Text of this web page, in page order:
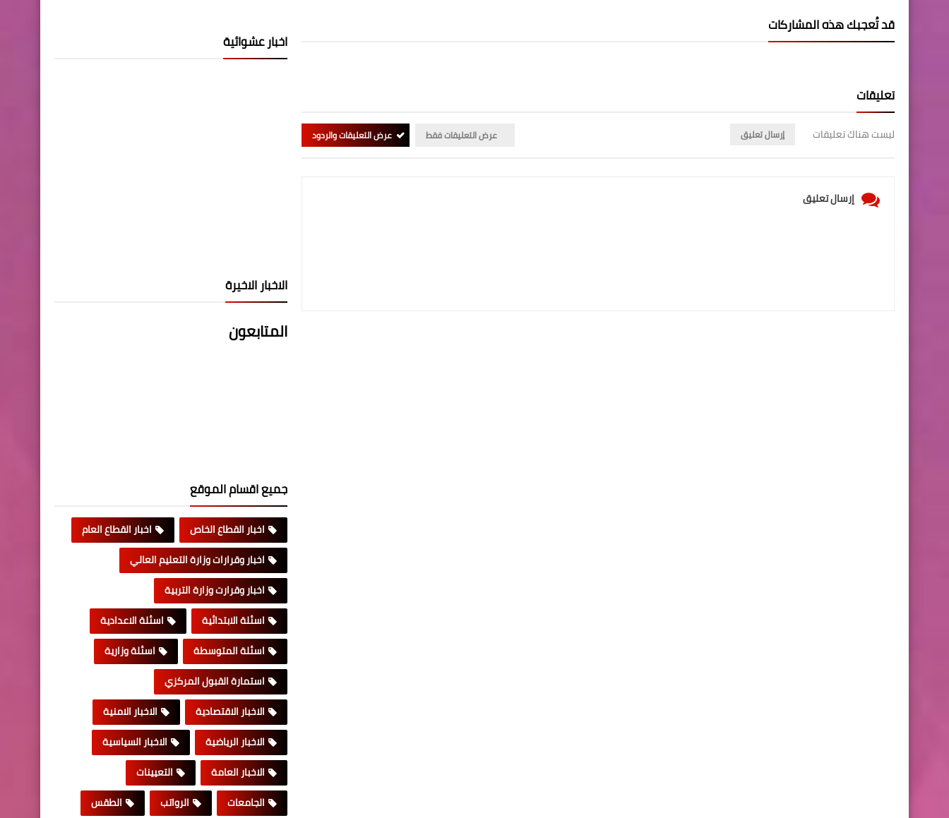
قد تُعجبك هذه المشاركات
تعليقات
ليست هناك تعليقات إرسال تعليق عرض التعليقات فقط عرض التعليقات والردود
إرسال تعليق
اخبار عشوائية
الاخبار الاخيرة
المتابعون
جميع اقسام الموقع
اخبار القطاع الخاص
اخبار القطاع العام
اخبار وقرارات وزارة التعليم العالي
اخبار وقرارت وزارة التربية
اسئلة الابتدائية
اسئلة الاعدادية
اسئلة المتوسطة
اسئلة وزارية
استمارة القبول المركزي
الاخبار الاقتصادية
الاخبار الامنية
الاخبار الرياضية
الاخبار السياسية
الاخبار العامة
التعيينات
الجامعات
الرواتب الطقس